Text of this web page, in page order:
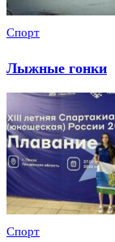
Спорт
Лыжные гонки
Спорт